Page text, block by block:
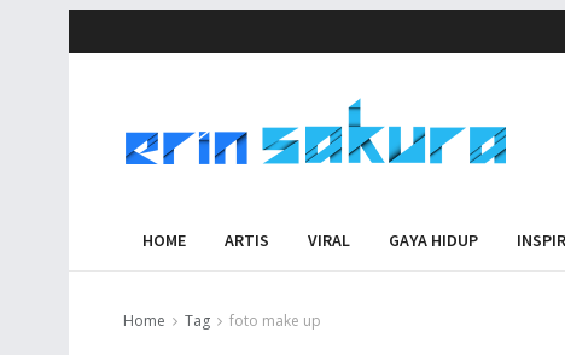
HOME ARTIS VIRAL GAYA HIDUP
Home Tag foto make up